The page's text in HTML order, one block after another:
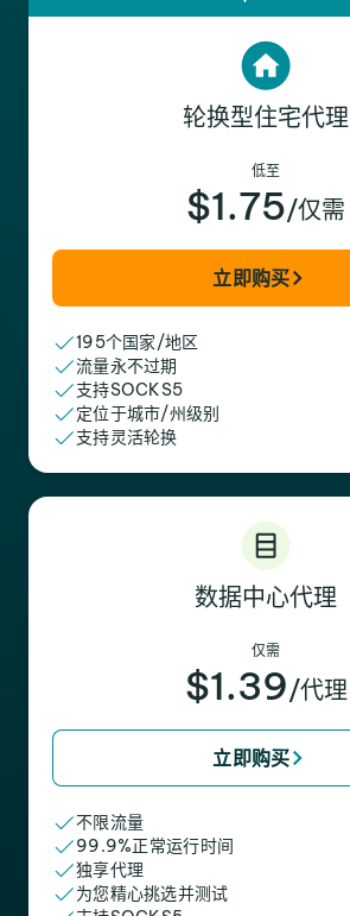
轮换型住宅代理
低至
$1.75/仅需
立即购买
195个国家/地区
流量永不过期
支持SOCKS5
定位于城市/州级别
支持灵活轮换
数据中心代理
仅需
$1.39/代理
立即购买
不限流量
99.9%正常运行时间
独享代理
为您精心挑选并测试